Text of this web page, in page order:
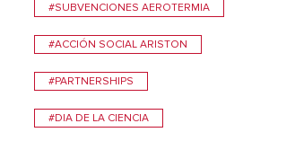
#SUBVENCIONES AEROTERMIA
#ACCIÓN SOCIAL ARISTON
#PARTNERSHIPS
#DIA DE LA CIENCIA